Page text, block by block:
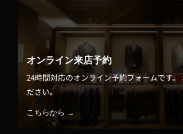
オンライン来店予約
24時間対応のオンライン予約フォームです。
ださい。
こちらから →